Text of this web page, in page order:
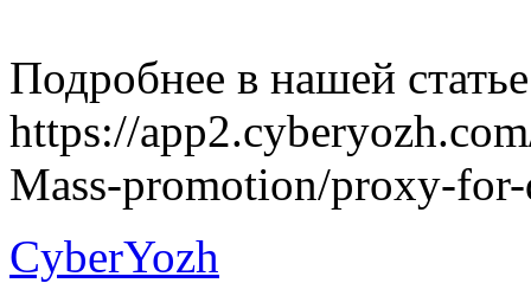
Подробнее в нашей
https://
Mass-promotion/proxy-
CyberYozh